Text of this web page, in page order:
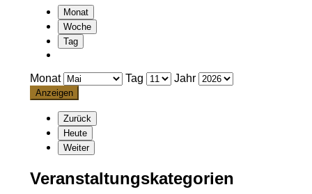
Monat
Woche
Tag
Monat Tag Jahr
Zurück
Heute
Weiter
Veranstaltungskategorien